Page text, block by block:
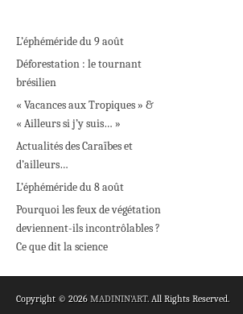
L’éphéméride du 9 août
Déforestation : le tournant
brésilien
« Vacances aux Tropiques » &
« Ailleurs si j’y suis… »
Actualités des Caraïbes et
d’ailleurs…
L’éphéméride du 8 août
Pourquoi les feux de végétation
deviennent-ils incontrôlables ?
Ce que dit la science
Copyright © 2026 MADININ'ART. All Rights Reserved.